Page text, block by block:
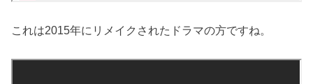
これは2015年にリメイクされたドラマの方ですね。